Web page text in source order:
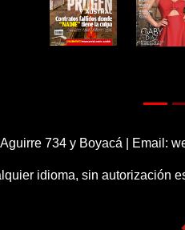
734 y Boyacá | Email:
idioma, sin autorización